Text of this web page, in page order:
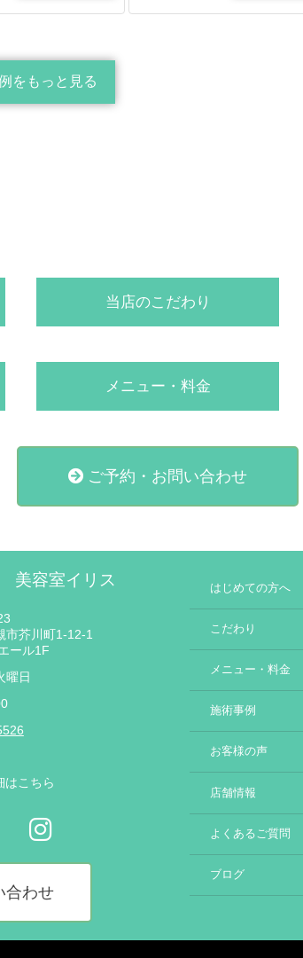
をもっと見る
当店のこだわり
メニュー・料金
ご予約・お問い合わせ
美容室イリス
市芥川町1-12-1
ール1F
曜日
はこちら
合わせ
はじめての方へ
こだわり
メニュー・料金
施術事例
お客様の声
店舗情報
よくあるご質問
ブログ